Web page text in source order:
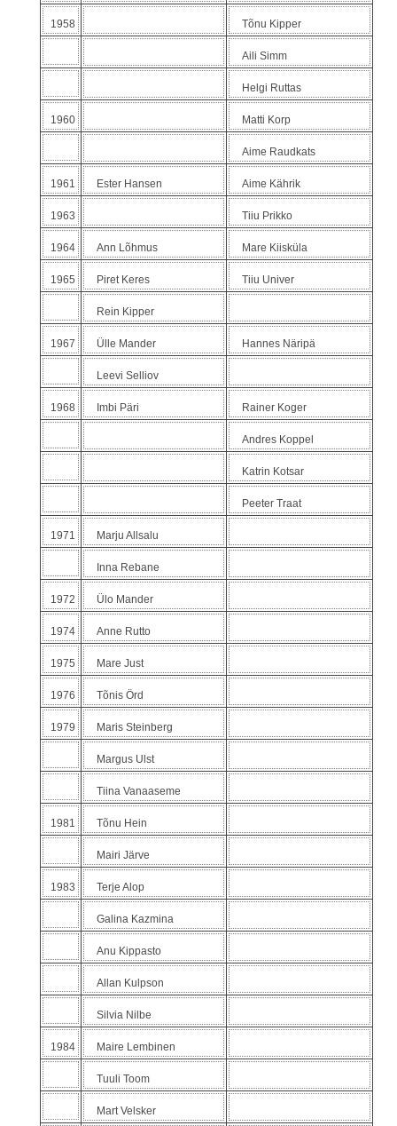
1958 Tõnu Kipper
Aili Simm
Helgi Ruttas
1960 Matti Korp
Aime Raudkats
1961 Ester Hansen Aime Kährik
1963 Tiiu Prikko
1964 Ann Lõhmus Mare Kiisküla
1965 Piret Keres Tiiu Univer
Rein Kipper
1967 Ülle Mander Hannes Näripä
Leevi Selliov
1968 Imbi Päri Rainer Koger
Andres Koppel
Katrin Kotsar
Peeter Traat
1971 Marju Allsalu
Inna Rebane
1972 Ülo Mander
1974 Anne Rutto
1975 Mare Just
1976 Tõnis Örd
1979 Maris Steinberg
Margus Ulst
Tiina Vanaaseme
1981 Tõnu Hein
Mairi Järve
1983 Terje Alop
Galina Kazmina
Anu Kippasto
Allan Kulpson
Silvia Nilbe
1984 Maire Lembinen
Tuuli Toom
Mart Velsker